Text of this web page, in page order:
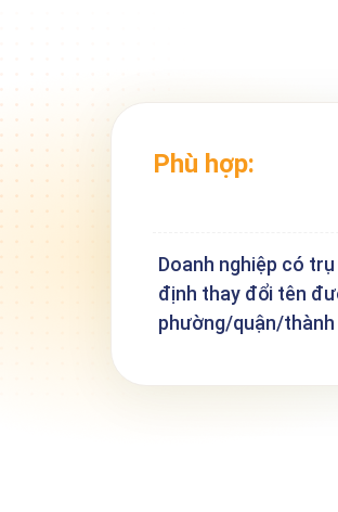
Phù hợp:
Doanh nghiệp có
định thay đổi tên
phường/quận/thành